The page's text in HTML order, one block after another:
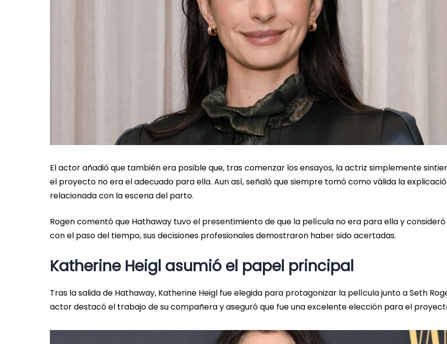
El actor añadió que también era posible que, tras comenzar los ensayos, la actriz simplemente
el proyecto no era el adecuado para ella. Aun así, señaló que siempre tomó como válida la
relacionada con la escena del parto.
Rogen comentó que Hathaway tuvo el presentimiento de que la película no era para ella y consideró
con el paso del tiempo, sus decisiones profesionales demostraron haber sido acertadas.
Katherine Heigl asumió el papel principal
Tras la salida de Hathaway, Katherine Heigl fue elegida para protagonizar la película junto a Seth
actor destacó el trabajo de su compañera y aseguró que fue una excelente elección para el